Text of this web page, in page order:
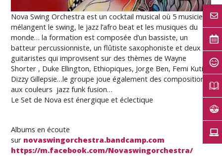
Nova Swing Orchestra est un cocktail musical où 5 musiciens
mélangent le swing, le jazz l’afro beat et les musiques du
monde… la formation est composée d’un bassiste, un
batteur percussionniste, un flûtiste saxophoniste et deux
guitaristes qui improvisent sur des thèmes de Wayne
Shorter , Duke Ellington, Ethiopiques, Jorge Ben, Femi Kuti,
Dizzy Gillepsie…le groupe joue également des compositions
aux couleurs jazz funk fusion…
Le Set de Nova est énergique et éclectique
Albums en écoute
sur novaswingorchestra.bandcamp.com
https://m.facebook.com/Novaswingorchestra/